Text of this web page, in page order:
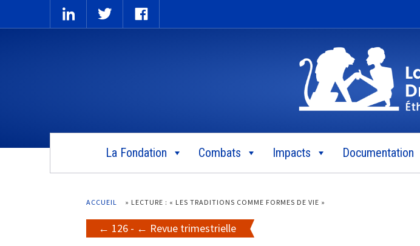
La Fondation Combats Impacts Documentation
ACCUEIL » LECTURE : « LES TRADITIONS COMME FORMES DE VIE »
126 -
Revue trimestrielle